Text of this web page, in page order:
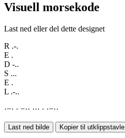
Visuell morsekode
Last ned eller del dette designet
R .-.
E .
D -..
S ...
E .
L .-..
·−· · −·· ··· · ·−··
Last ned bilde Kopier til utklippstavle